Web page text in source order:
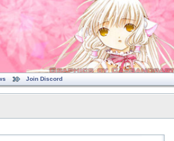
Join Discord